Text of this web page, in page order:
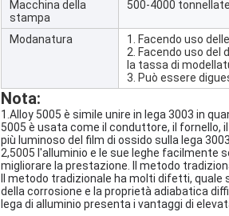
Macchina della
stampa
500-4000
Modanatura
1. Facendo uso
2. Facendo uso
la tassa di
3. Può essere
Nota:
1.Alloy 5005 è simile unire in lega 3003 in
5005 è usata come il conduttore, il
più luminoso del film di ossido sulla lega
2,5005 l'alluminio e le sue leghe facilmente
migliorare la prestazione. Il metodo
Il metodo tradizionale ha molti difetti,
della corrosione e la proprietà adiabatica
lega di alluminio presenta i vantaggi di